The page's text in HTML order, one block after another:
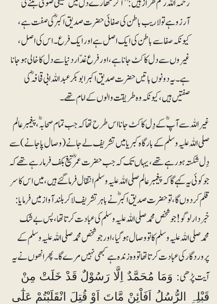
آرزو ہے تو لاریب باطن کی صفائی حضرت صدیق اکبر ؓ کی صفت ہے،
کیونکہ صفا سے باطن کی ایک اصل ہے اور ایک فرع۔ اس کی اصل،
غیروں سے دل کا کٹ جانا ہے، اور فرع غدّار دنیا سے دل کا خالی ہوجانا
ہے۔ یہ دونوں باتیں حضرت صدیق اکبر ابوبکر عبداللہ ابی قحافہ ؓ کی
صفتیں ہیں، کیونکہ وہ طریقت والوں کے امام تھے۔
غیر اللہ سے آپؓ کے دِل کا کٹ جانا اس طرح تھا کہ جب تمام صحابہؓ، پیغمبر عالم
صلی اللہ علیہ وسلم کے بارگاہ کبریا میں تشریف لے جانے (وصال پاجانے) سے
دِل شکستہ ہو رہے تھے، یہاں تک کہ جب حضرت عمر ؓ تیغ بکف فرما رہے تھے کہ
جو کوئی یہ کہے گا کہ پیغمبر عالم صلی اللہ علیہ وسلم انتقال فرماگئے ہیں، میں اس کا سر
قلم کردوں گا، توحضرت صدیق اکبرؓ نے باہر تشریف لاکر بلند آواز میں فرمایا:
خبردار لوگو! جو شخص محمدصلی اللہ علیہ وسلم کی عبادت کرتا تھا، پس بے شک
محمدصلی اللہ علیہ وسلم کا تو وصال ہوگیا، اور جو شخص محمد صلی اللہ علیہ وسلم کے
پروردگار کی عبادت کرتا تھا تو وہ زندہ ہے کبھی نہیں مرے گا۔ پھر انھوں نے یہ
آیت پڑھی:وَمَا مُحَمَّدٌ اِلَّا رَسُوْلٌ قَدْ خَلَتْ مِنْ
قَبْلِہِ الرُّسُلُ اَفَاْئِنْ مَّاتَ اَوْ قُتِلَ انْقَلَبْتُمْ عَلٰٓی